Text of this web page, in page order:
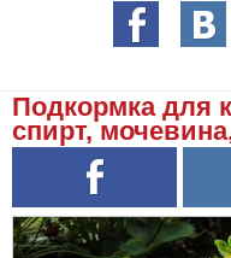
Подкормка для
спирт,